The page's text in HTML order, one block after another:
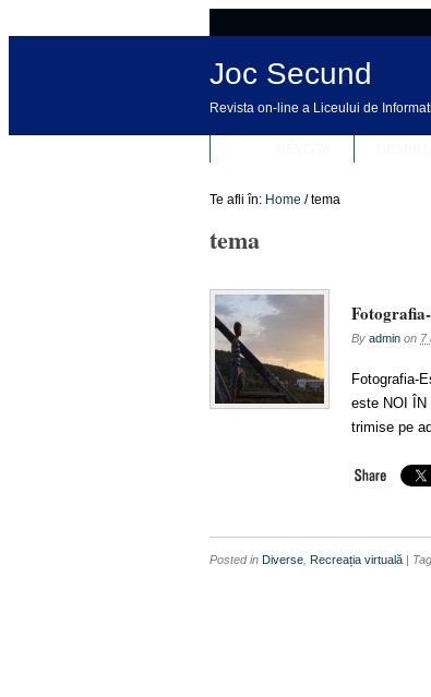
Joc Secund
Revista on-line a Liceului de
Te afli în: Home / tema
tema
By admin on 7
Fotografia-
este NOI ÎN
trimise pe
Posted in Diverse Recreația virtuală |